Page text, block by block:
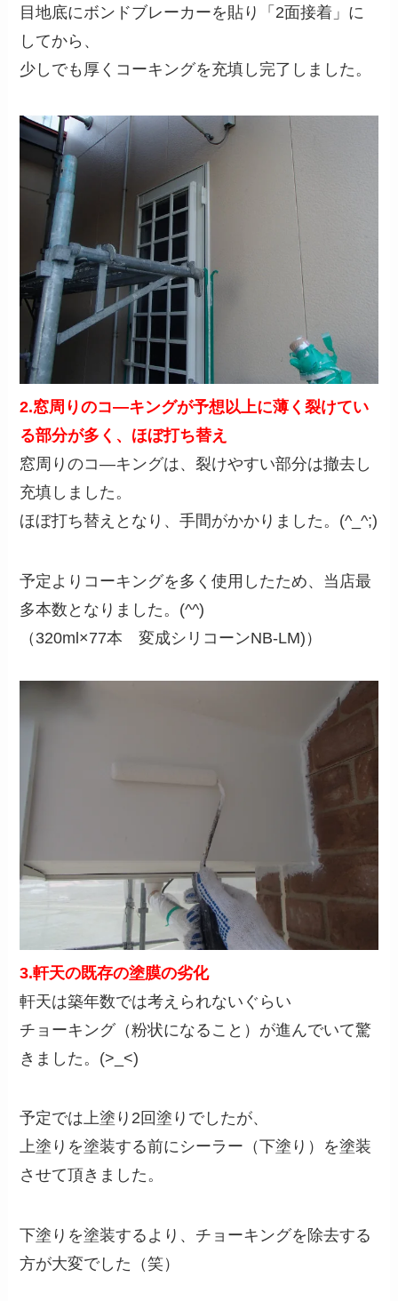
目地底にボンドブレーカーを貼り「2面接着」に
してから、
少しでも厚くコーキングを充填し完了しました。
2.窓周りのコ―キングが予想以上に薄く裂けてい
る部分が多く、 ほぼ打ち替え
窓周りのコ―キングは、裂けやすい部分は撤去し
充填しました。
ほぼ打ち替えとなり、手間がかかりました。(^_^;)
予定よりコーキングを多く使用したため、当店最
多本数となりました。(^^)
（320ml×77本 変成シリコーンNB-LM)）
3.軒天の既存の塗膜の劣化
軒天は築年数では考えられないぐらい
チョーキング（粉状になること）が進んでいて驚
きました。(>_<)
予定では上塗り2回塗りでしたが、
上塗りを塗装する前にシーラー（下塗り）を塗装
させて頂きました。
下塗りを塗装するより、チョーキングを除去する
方が大変でした（笑）